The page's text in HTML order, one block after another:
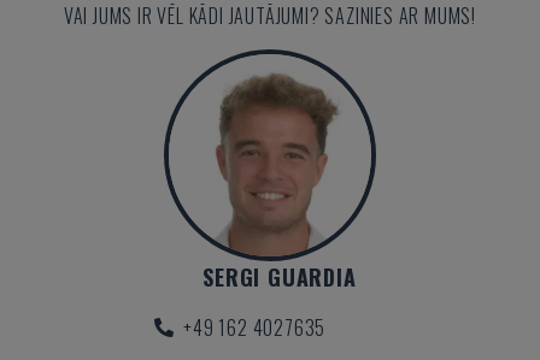
VAI JUMS IR VĒL KĀDI JAUTĀJUMI? SAZINIES AR MUMS!
SERGI GUARDIA
+49 162 4027635